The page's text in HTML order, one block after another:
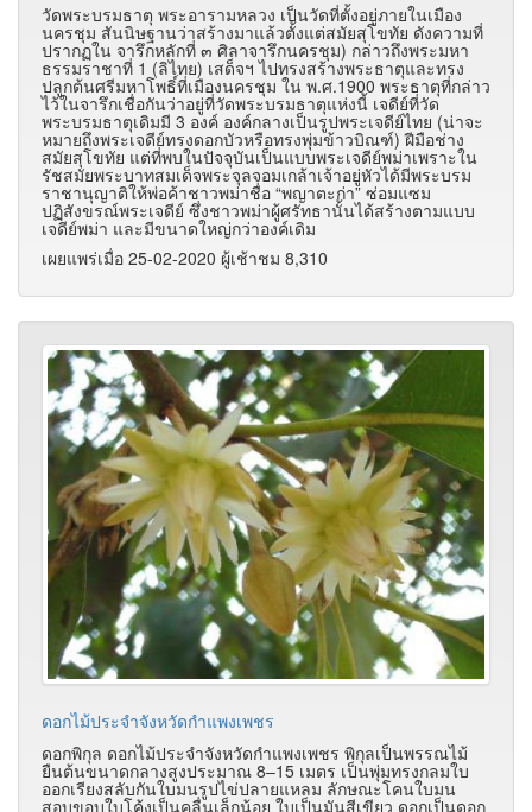
วัดพระบรมธาตุ พระอารามหลวง เป็นวัดที่ตั้งอยู่ภายในเมือง
นครชุม สันนิษฐานว่าสร้างมาแล้วตั้งแต่สมัยสุโขทัย ดังความที่
ปรากฏใน จารึกหลักที่ ๓ ศิลาจารึกนครชุม) กล่าวถึงพระมหา
ธรรมราชาที่ 1 (ลิไทย) เสด็จฯ ไปทรงสร้างพระธาตุและทรง
ปลูกต้นศรีมหาโพธิ์ที่เมืองนครชุม ใน พ.ศ.1900 พระธาตุที่กล่าว
ไว้ในจารึกเชื่อกันว่าอยู่ที่วัดพระบรมธาตุแห่งนี้ เจดีย์ที่วัด
พระบรมธาตุเดิมมี 3 องค์ องค์กลางเป็นรูปพระเจดีย์ไทย (น่าจะ
หมายถึงพระเจดีย์ทรงดอกบัวหรือทรงพุ่มข้าวบิณฑ์) ฝีมือช่าง
สมัยสุโขทัย แต่ที่พบในปัจจุบันเป็นแบบพระเจดีย์พม่าเพราะใน
รัชสมัยพระบาทสมเด็จพระจุลจอมเกล้าเจ้าอยู่หัวได้มีพระบรม
ราชานุญาติให้พ่อค้าชาวพม่าชื่อ “พญาตะก่า” ซ่อมแซม
ปฏิสังขรณ์พระเจดีย์ ซึ่งชาวพม่าผู้ศรัทธานั้นได้สร้างตามแบบ
เจดีย์พม่า และมีขนาดใหญ่กว่าองค์เดิม
เผยแพร่เมื่อ 25-02-2020 ผู้เช้าชม 8,310
ดอกไม้ประจำจังหวัดกำแพงเพชร
ดอกพิกุล ดอกไม้ประจำจังหวัดกำแพงเพชร พิกุลเป็นพรรณไม้
ยืนต้นขนาดกลางสูงประมาณ 8–15 เมตร เป็นพุ่มทรงกลมใบ
ออกเรียงสลับกันใบมนรูปไข่ปลายแหลม ลักษณะโคนใบมน
สอบขอบใบโค้งเป็นคลื่นเล็กน้อย ใบเป็นมันสีเขียว ดอกเป็นดอก